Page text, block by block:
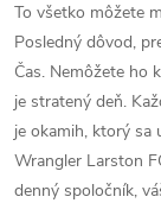
To všetko môžete
Posledný dôvod,
Čas. Nemôžete ho
je stratený deň.
je okamih, ktorý sa
Wrangler Larston
denný spoločník,